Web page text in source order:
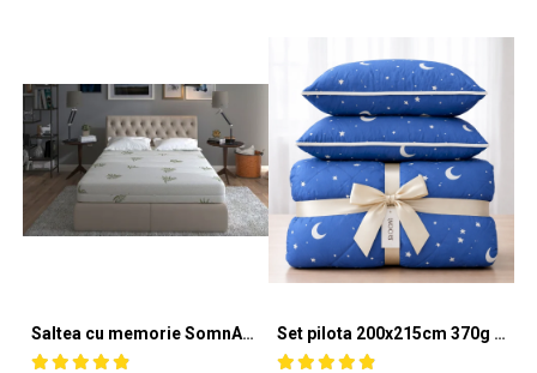
Saltea cu memorie SomnART XXL Memory Plus 160x190, înălțime 25cm, pentru persoane supraponderale, husă Aloe Vera detașabilă, rulată, fermitate mare Set pilota 200x215cm 370g cu 2 perne 50x70,albastru- PLT36